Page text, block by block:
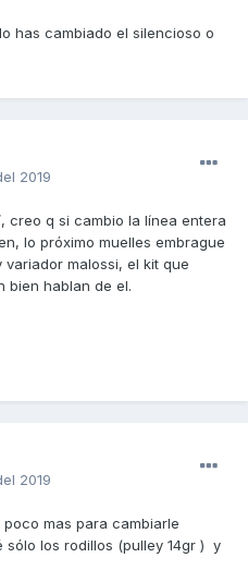
has cambiado el silencioso o
2019
creo q si cambio la línea entera
lo próximo muelles embrague
malossi, el kit que
bien hablan de el.
2019
mas para cambiarle
sólo los rodillos (pulley 14gr ) y